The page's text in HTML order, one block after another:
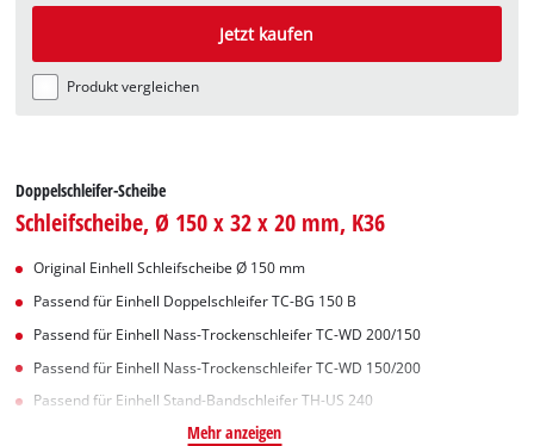
Jetzt kaufen
Produkt vergleichen
Doppelschleifer-Scheibe
Schleifscheibe, Ø 150 x 32 x 20 mm, K36
Original Einhell Schleifscheibe Ø 150 mm
Passend für Einhell Doppelschleifer TC-BG 150 B
Passend für Einhell Nass-Trockenschleifer TC-WD 200/150
Passend für Einhell Nass-Trockenschleifer TC-WD 150/200
Passend für Einhell Stand-Bandschleifer TH-US 240
Mehr anzeigen